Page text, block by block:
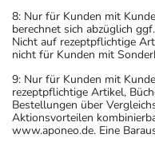
8: Nur für Kunden mit
berechnet sich abzüglich
Nicht auf rezeptpflichtige
nicht für Kunden mit
9: Nur für Kunden mit
rezeptpflichtige Artikel,
Bestellungen über
Aktionsvorteilen
www.aponeo.de. Eine